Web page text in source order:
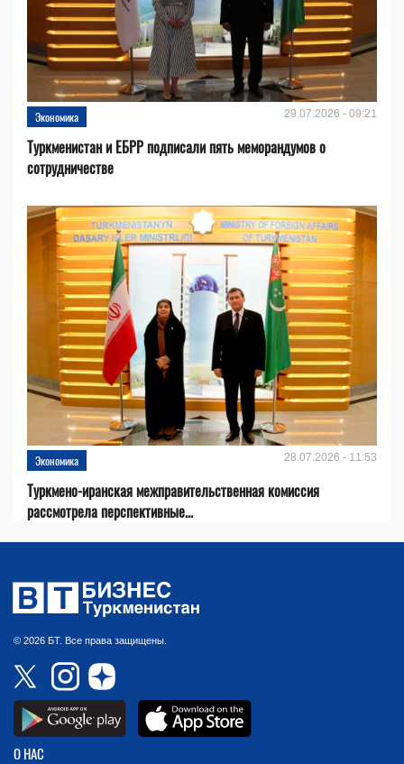
Экономика 29.07.2026 - 09:21
Туркменистан и ЕБРР подписали пять меморандумов о
сотрудничестве
Экономика 28.07.2026 - 11:53
Туркмено-иранская межправительственная комиссия
рассмотрела перспективные...
© 2026 БТ. Все права защищены.
О НАС